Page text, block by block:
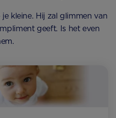
kleine. Hij zal glimmen van
geeft. Is het even